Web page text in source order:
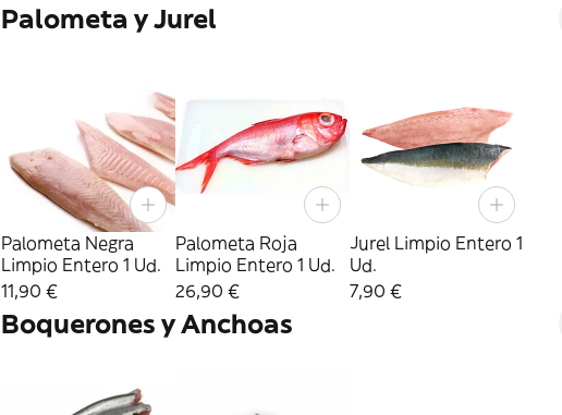
Palometa y Jurel
Palometa Negra
Limpio Entero 1 Ud.
11,90 €
Palometa Roja
Limpio Entero 1 Ud.
26,90 €
Jurel Limpio Entero 1
Ud.
7,90 €
Boquerones y Anchoas